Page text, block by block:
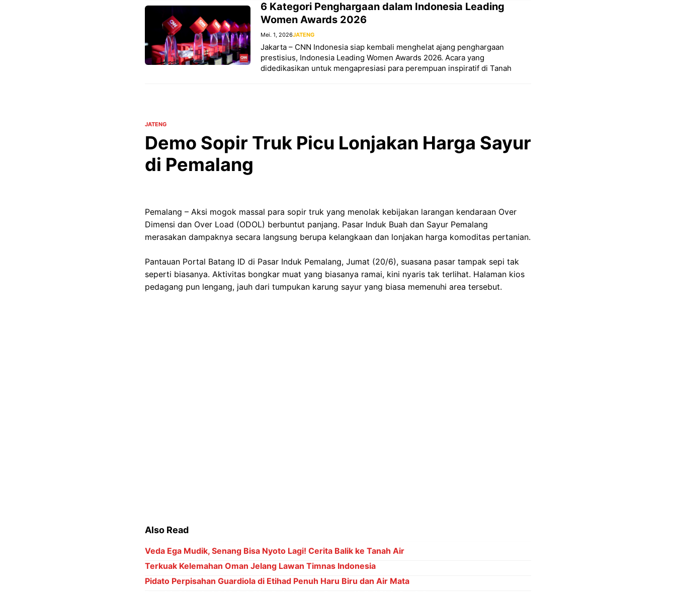
6 Kategori Penghargaan dalam Indonesia Leading
Women Awards 2026
Mei. 1, 2026JATENG
Jakarta – CNN Indonesia siap kembali menghelat ajang penghargaan
prestisius, Indonesia Leading Women Awards 2026. Acara yang
didedikasikan untuk mengapresiasi para perempuan inspiratif di Tanah
JATENG
Demo Sopir Truk Picu Lonjakan Harga Sayur
di Pemalang
Pemalang – Aksi mogok massal para sopir truk yang menolak kebijakan larangan kendaraan Over
Dimensi dan Over Load (ODOL) berbuntut panjang. Pasar Induk Buah dan Sayur Pemalang
merasakan dampaknya secara langsung berupa kelangkaan dan lonjakan harga komoditas pertanian.
Pantauan Portal Batang ID di Pasar Induk Pemalang, Jumat (20/6), suasana pasar tampak sepi tak
seperti biasanya. Aktivitas bongkar muat yang biasanya ramai, kini nyaris tak terlihat. Halaman kios
pedagang pun lengang, jauh dari tumpukan karung sayur yang biasa memenuhi area tersebut.
Senada dengan Erwin, Bagus Hudi Laksono, pedagang sayur lainnya, juga merasakan dampak
serupa. Kelangkaan pasokan membuat harga sayur melambung hingga dua kali lipat. "Pengirim-
pengirim nggak ada yang mau ngirim barang. Katanya malu sama teman-teman sesama sopir, mau
ikut demo. Ini semua harga sayur dari wilayah selatan naik, yang tadinya Rp 4.000 jadi Rp 8.000,"
ungkap Bagus.